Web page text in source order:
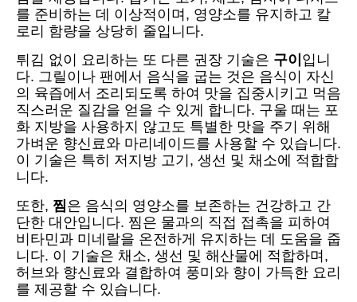
를 준비하는 데 이상적이며, 영양소를 유지하고 칼
로리 함량을 상당히 줄입니다.
튀김 없이 요리하는 또 다른 권장 기술은 구이 입니
다. 그릴이나 팬에서 음식을 굽는 것은 음식이 자신
의 육즙에서 조리되도록 하여 맛을 집중시키고 먹음
직스러운 질감을 얻을 수 있게 합니다. 구울 때는 포
화 지방을 사용하지 않고도 특별한 맛을 주기 위해
가벼운 향신료와 마리네이드를 사용할 수 있습니다.
이 기술은 특히 저지방 고기, 생선 및 채소에 적합합
니다.
또한, 찜은 음식의 영양소를 보존하는 건강하고 간
단한 대안입니다. 찜은 물과의 직접 접촉을 피하여
비타민과 미네랄을 온전하게 유지하는 데 도움을 줍
니다. 이 기술은 채소, 생선 및 해산물에 적합하며,
허브와 향신료와 결합하여 풍미와 향이 가득한 요리
를 제공할 수 있습니다.